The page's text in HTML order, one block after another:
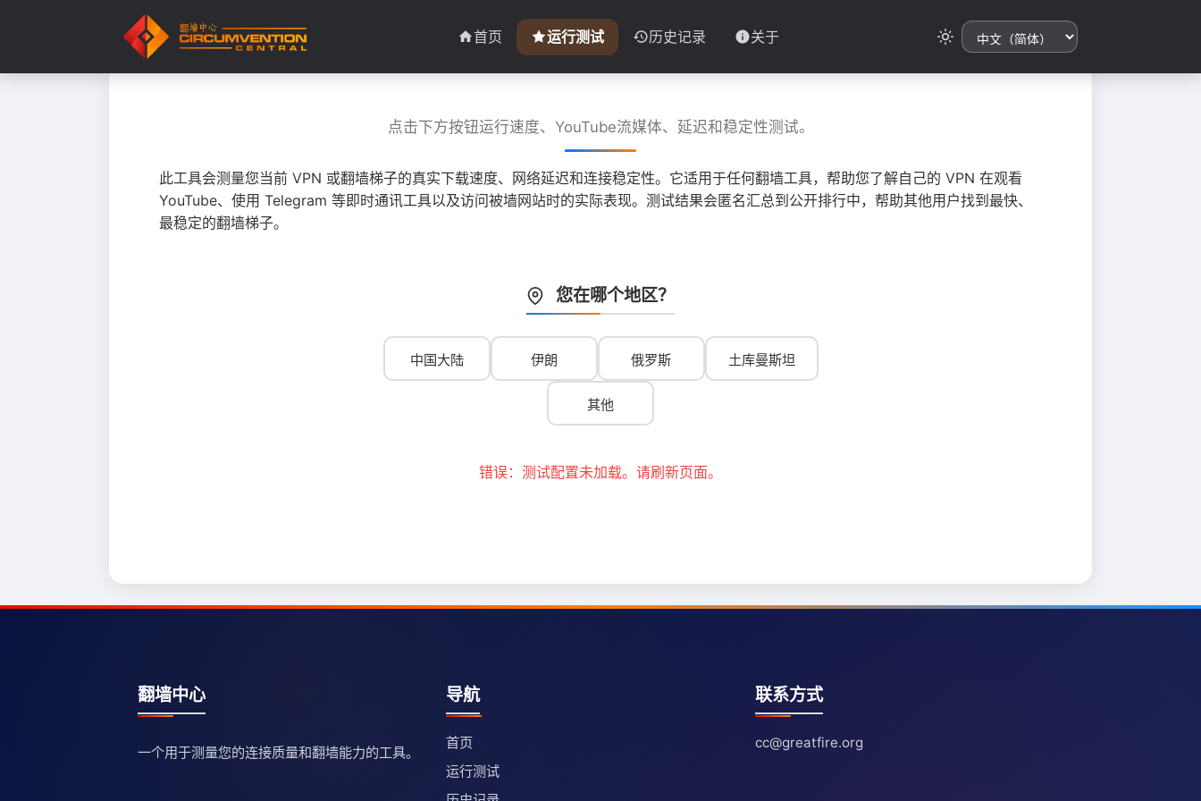
首页 运行测试 历史记录 关于
点击下方按钮运行速度、YouTube流媒体、延迟和稳定性测试。
此工具会测量您当前 VPN 或翻墙梯子的真实下载速度、网络延迟和连接稳定性。它适用于任何翻墙工具，帮助您了解自己的 VPN 在观看
YouTube、使用 Telegram 等即时通讯工具以及访问被墙网站时的实际表现。测试结果会匿名汇总到公开排行中，帮助其他用户找到最快、
最稳定的翻墙梯子。
您在哪个地区？
中国大陆 伊朗 俄罗斯 土库曼斯坦
其他
错误：测试配置未加载。请刷新页面。
翻墙中心
一个用于测量您的连接质量和翻墙能力的工具。
导航
首页
运行测试
联系方式
cc@greatfire.org